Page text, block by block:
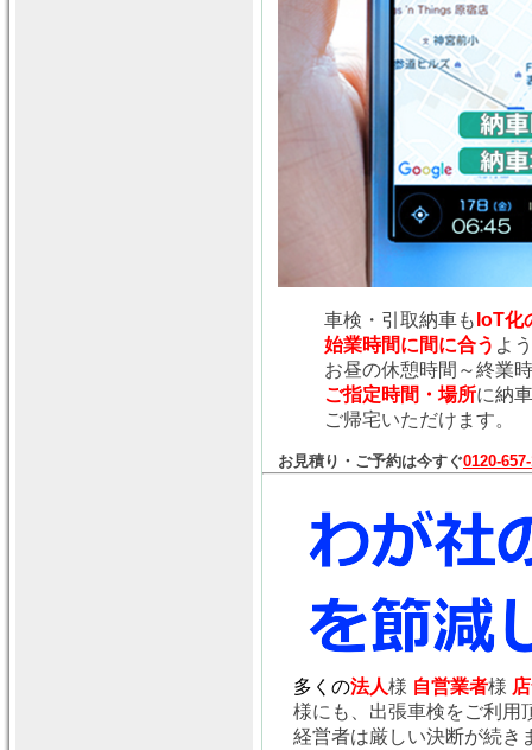
車検・引取納車も IoT化
始業時間に間に合う よ
お昼の休憩時間～終業
ご指定時間・場所に納
ご帰宅いただけます。
お見積り・ご予約は今すぐ0120-
多くの法人様 自営業者様
様にも、出張車検をご利用
経営者は厳しい決断が続き